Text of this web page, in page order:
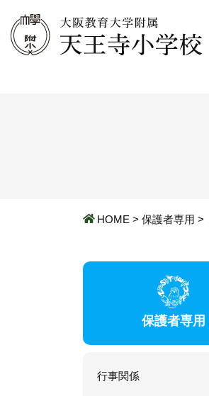
HOME > 保護者専用 >
保護者専用
行事関係